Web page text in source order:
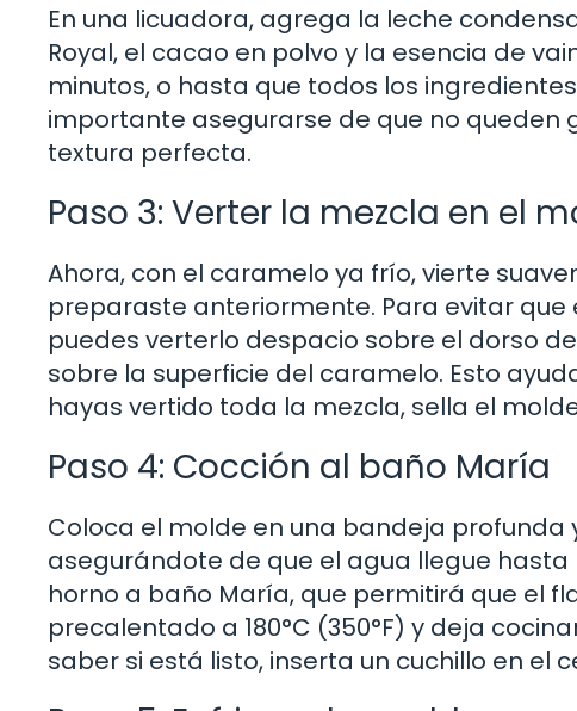
En una licuadora, agrega la leche
Royal, el cacao en polvo y la esencia de
minutos, o hasta que todos los
importante asegurarse de que no queden
textura perfecta.
Paso 3: Verter la mezcla en el
Ahora, con el caramelo ya frío, vierte
preparaste anteriormente. Para evitar
puedes verterlo despacio sobre el dorso
sobre la superficie del caramelo. Esto
hayas vertido toda la mezcla, sella el
Paso 4: Cocción al baño María
Coloca el molde en una bandeja
asegurándote de que el agua llegue
horno a baño María, que permitirá que el
precalentado a 180°C (350°F) y deja
saber si está listo, inserta un cuchillo en el